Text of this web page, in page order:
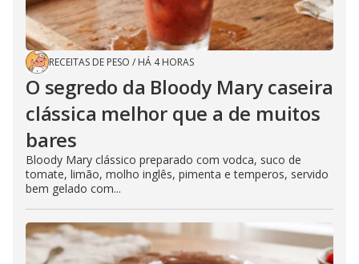
RECEITAS DE PESO / HÁ 4 HORAS
O segredo da Bloody Mary caseira
clássica melhor que a de muitos
bares
Bloody Mary clássico preparado com vodca, suco de
tomate, limão, molho inglês, pimenta e temperos, servido
bem gelado com...